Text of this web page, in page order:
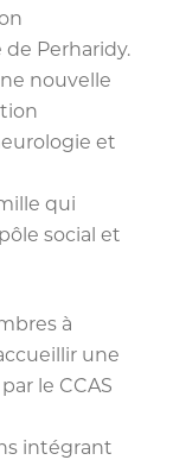
de Perharidy.
nouvelle
et
qui
social et
à
une
le CCAS
intégrant